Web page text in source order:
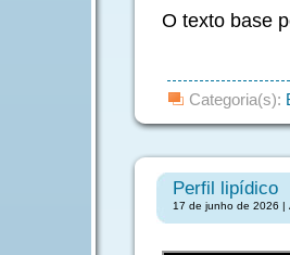
O texto base
Categoria(s):
Perfil lipídico
17 de junho de 2026 |